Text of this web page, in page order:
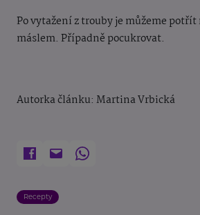
Po vytažení z trouby je můžeme
máslem. Případně pocukrovat.
Autorka článku: Martina Vrbická
Recepty